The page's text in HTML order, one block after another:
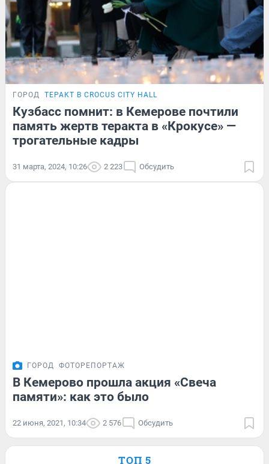
ГОРОД ТЕРАКТ В CROCUS CITY HALL
Кузбасс помнит: в Кемерове почтили
память жертв теракта в «Крокусе» —
трогательные кадры
31 марта, 2024, 10:26 2 223 Обсудить
ГОРОД ФОТОРЕПОРТАЖ
В Кемерово прошла акция «Свеча
памяти»: как это было
22 июня, 2021, 10:34 2 576 Обсудить
ТОП 5